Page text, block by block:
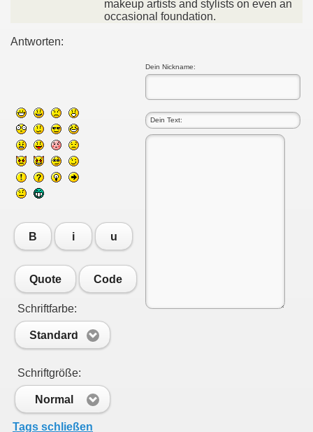
makeup artists and stylists on even an
occasional foundation.
Antworten:
Dein Nickname:
B i u
Quote Code
Schriftfarbe:
Standard
Schriftgröße:
Normal
Tags schließen